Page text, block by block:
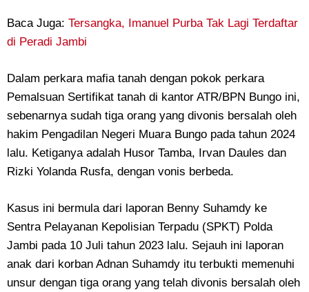
Baca Juga: Tersangka, Imanuel Purba Tak Lagi Terdaftar
di Peradi Jambi ‎
Dalam perkara mafia tanah dengan pokok perkara
Pemalsuan Sertifikat tanah di kantor ATR/BPN Bungo ini,
sebenarnya sudah tiga orang yang divonis bersalah oleh
hakim Pengadilan Negeri Muara Bungo pada tahun 2024
lalu. Ketiganya adalah Husor Tamba, Irvan Daules dan
Rizki Yolanda Rusfa, dengan vonis berbeda.
Kasus ini bermula dari laporan Benny Suhamdy ke
Sentra Pelayanan Kepolisian Terpadu (SPKT) Polda
Jambi pada 10 Juli tahun 2023 lalu. Sejauh ini laporan
anak dari korban Adnan Suhamdy itu terbukti memenuhi
unsur dengan tiga orang yang telah divonis bersalah oleh